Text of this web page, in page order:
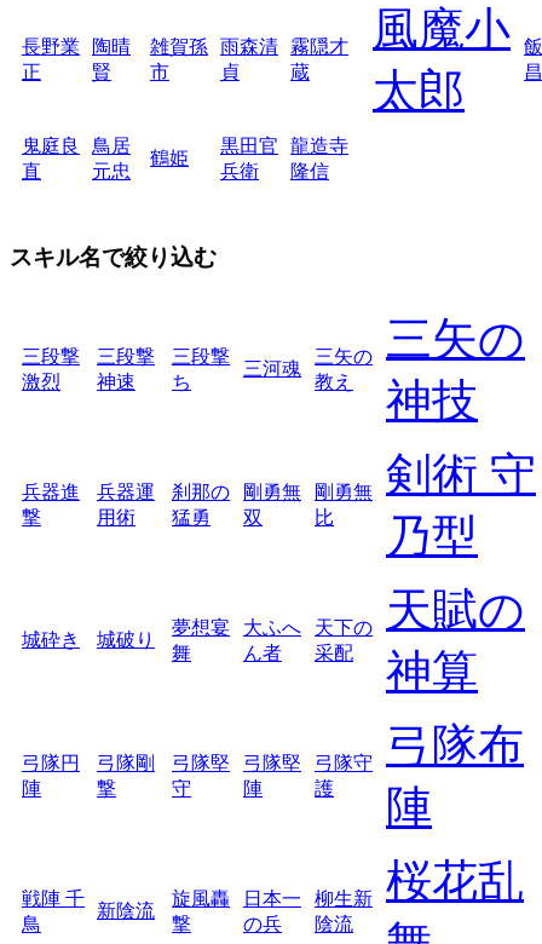
長野業
正
陶晴
賢
雑賀孫
市
雨森清
貞
霧隠才
蔵
風魔小
太郎
昌
鬼庭良
直
鳥居
元忠
鶴姫
黒田官
兵衛
龍造寺
隆信
スキル名で絞り込む
三段撃
激烈
三段撃
神速
三段撃
ち
三河魂
三矢の
教え
三矢の
神技
兵器進
撃
兵器運
用術
刹那の
猛勇
剛勇無
双
剛勇無
比
剣術 守
乃型
城砕き 城破り
夢想宴
舞
大ふへ
ん者
天下の
采配
天賦の
神算
弓隊円
陣
弓隊剛
撃
弓隊堅
守
弓隊堅
陣
弓隊守
護
弓隊布
陣
戦陣 千
鳥
新陰流
旋風轟
撃
日本一
の兵
柳生新
陰流
桜花乱